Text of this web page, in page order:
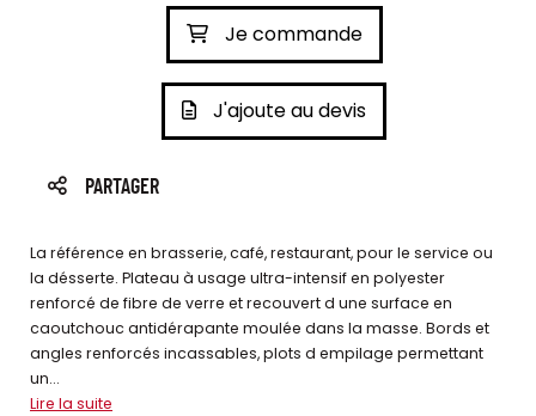
Je commande
J'ajoute au devis
PARTAGER
La référence en brasserie, café, restaurant, pour le service ou
la désserte. Plateau à usage ultra-intensif en polyester
renforcé de fibre de verre et recouvert d une surface en
caoutchouc antidérapante moulée dans la masse. Bords et
angles renforcés incassables, plots d empilage permettant
un...
Lire la suite